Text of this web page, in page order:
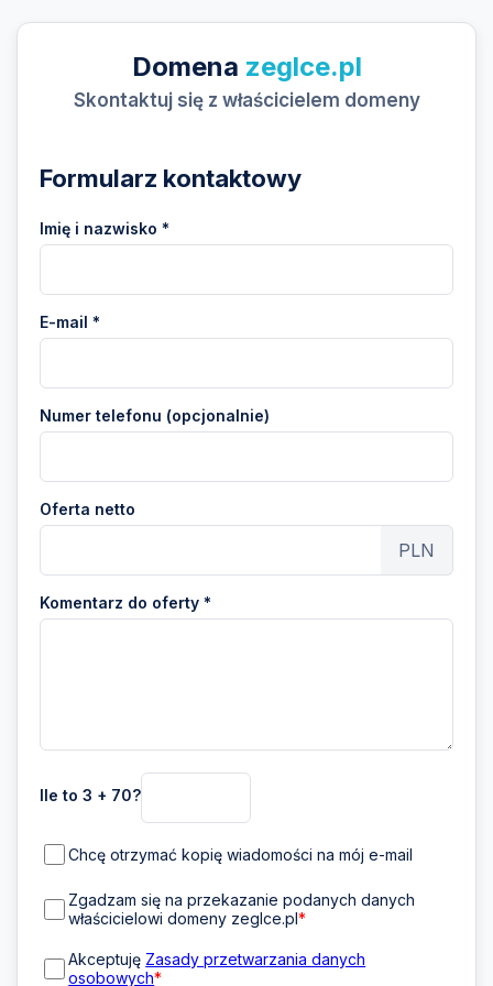
Domena zeglce.pl
Skontaktuj się z właścicielem domeny
Formularz kontaktowy
Imię i nazwisko *
E-mail *
Numer telefonu (opcjonalnie)
Oferta netto
PLN
Komentarz do oferty *
Ile to 3 + 70?
Chcę otrzymać kopię wiadomości na mój e-mail
Zgadzam się na przekazanie podanych danych
właścicielowi domeny zeglce.pl*
Akceptuję Zasady przetwarzania danych
osobowych*